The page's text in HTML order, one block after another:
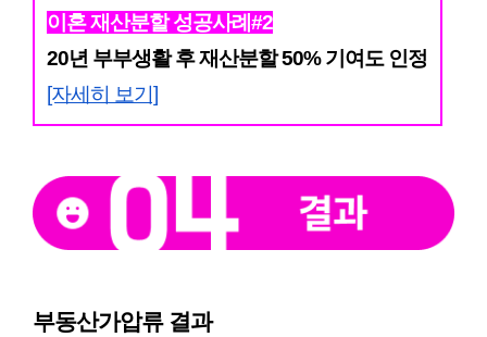
이혼 재산분할 성공사례#2
20년 부부생활 후 재산분할 50% 기여도 인정
[자세히 보기]
부동산가압류 결과